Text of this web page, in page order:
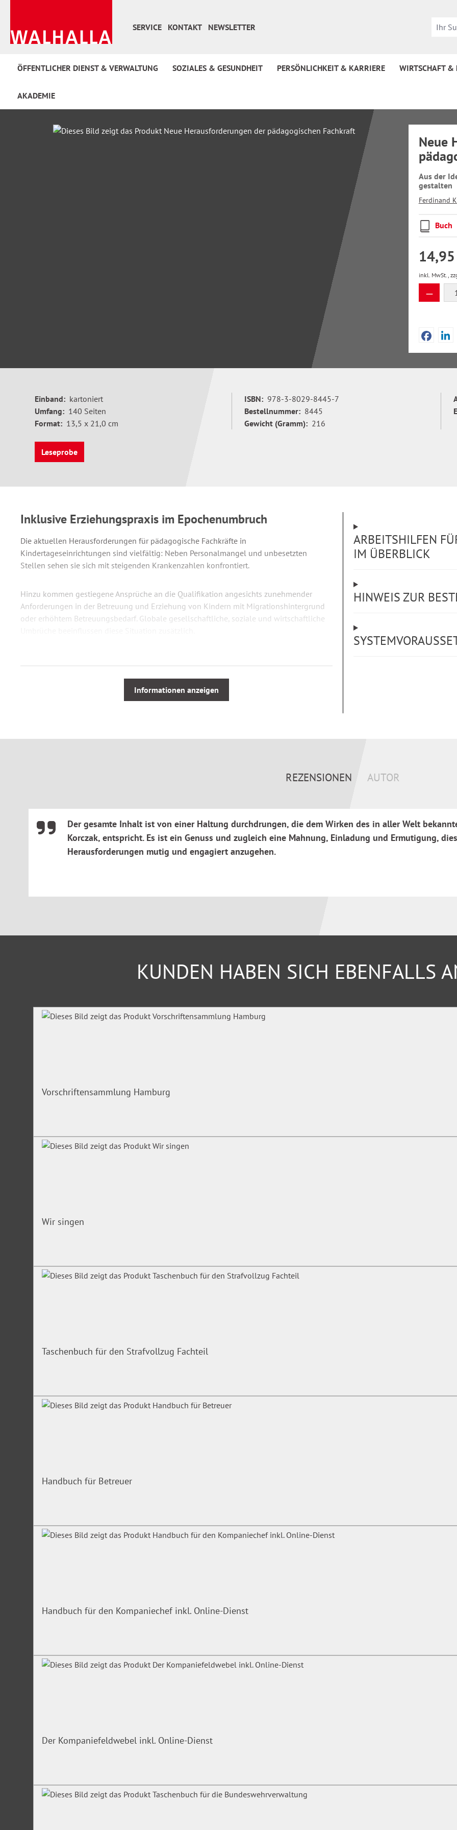
SERVICE
KONTAKT NEWSLETTER
ÖFFENTLICHER DIENST & VERWALTUNG SOZIALES & GESUNDHEIT PERSÖNLICHKEIT & KARRIERE WIRTSCHAFT
AKADEMIE
Bildergalerie überspringen
Neue
Aus der
gestalten
Ferdinand
Buch
inkl. MwSt.,
Einband: kartoniert
Umfang: 140 Seiten
Format: 13,5 x 21,0 cm
ISBN: 978-3-8029-8445-7
Bestellnummer: 8445
Gewicht (Gramm): 216
Leseprobe
Inklusive Erziehungspraxis im Epochenumbruch
Die aktuellen Herausforderungen für pädagogische Fachkräfte in
Kindertageseinrichtungen sind vielfältig: Neben Personalmangel und unbesetzten
Stellen sehen sie sich mit steigenden Krankenzahlen konfrontiert.
Hinzu kommen gestiegene Ansprüche an die Qualifikation angesichts zunehmender
Anforderungen in der Betreuung und Erziehung von Kindern mit Migrationshintergrund
oder erhöhtem Betreuungsbedarf. Globale gesellschaftliche, soziale und wirtschaftliche
um vorhandene Ressourcen auszuschöpfen?
Welche Hilfen eignen sich für kommunikationsbeeinträchtigte Kinder in der
in der Kinderhospizarbeit?
Der Autor knüpft in diesem BuchNeue Herausforderungen der pädagogischen Fachkraft
erneut an das bewährte Wirken des Arztes und Reformpädagogen Janusz Korczak an und
Informationen anzeigen
ARBEITSHILFEN
IM ÜBERBLICK
HINWEIS ZUR
REZENSIONEN AUTOR
Der gesamte Inhalt ist von einer Haltung durchdrungen, die dem Wirken des in aller Welt
Korczak, entspricht. Es ist ein Genuss und zugleich eine Mahnung, Einladung und Ermutigung,
Herausforderungen mutig und engagiert anzugehen.
KUNDEN HABEN SICH EBENFALLS
Produktgalerie überspringen
Vorschriftensammlung Hamburg
Wir singen
Taschenbuch für den Strafvollzug Fachteil
Handbuch für Betreuer
Handbuch für den Kompaniechef inkl. Online-Dienst
Der Kompaniefeldwebel inkl. Online-Dienst